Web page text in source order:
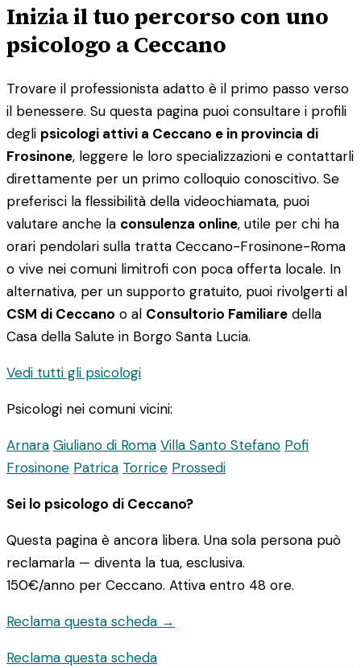
Inizia il tuo percorso con uno
psicologo a Ceccano
Trovare il professionista adatto è il primo passo verso
il benessere. Su questa pagina puoi consultare i profili
degli psicologi attivi a Ceccano e in provincia di
Frosinone, leggere le loro specializzazioni e contattarli
direttamente per un primo colloquio conoscitivo. Se
preferisci la flessibilità della videochiamata, puoi
valutare anche la consulenza online, utile per chi ha
orari pendolari sulla tratta Ceccano-Frosinone-Roma
o vive nei comuni limitrofi con poca offerta locale. In
alternativa, per un supporto gratuito, puoi rivolgerti al
CSM di Ceccano o al Consultorio Familiare della
Casa della Salute in Borgo Santa Lucia.
Vedi tutti gli psicologi
Psicologi nei comuni vicini:
Arnara Giuliano di Roma Villa Santo Stefano Pofi
Frosinone Patrica Torrice Prossedi
Sei lo psicologo di Ceccano?
Questa pagina è ancora libera. Una sola persona può
reclamarla — diventa la tua, esclusiva.
150€/anno per Ceccano. Attiva entro 48 ore.
Reclama questa scheda →
Reclama questa scheda